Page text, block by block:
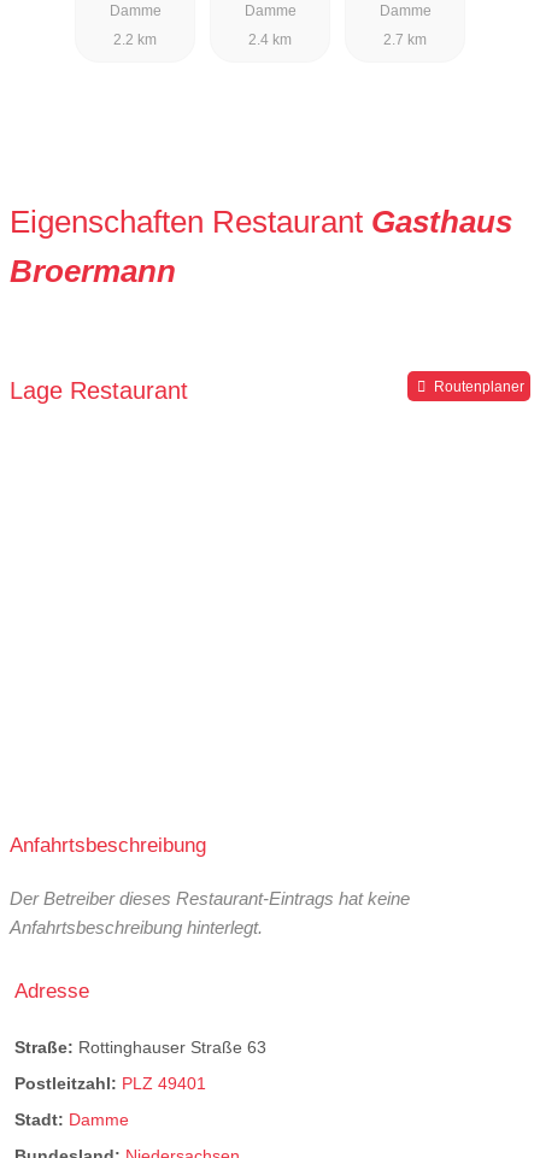
Damme
2.2 km
Damme
2.4 km
Damme
2.7 km
Eigenschaften Restaurant Gasthaus
Broermann
Lage Restaurant Routenplaner
Anfahrtsbeschreibung
Der Betreiber dieses Restaurant-Eintrags hat keine
Anfahrtsbeschreibung hinterlegt.
Adresse
Straße: Rottinghauser Straße 63
Postleitzahl: PLZ 49401
Stadt: Damme